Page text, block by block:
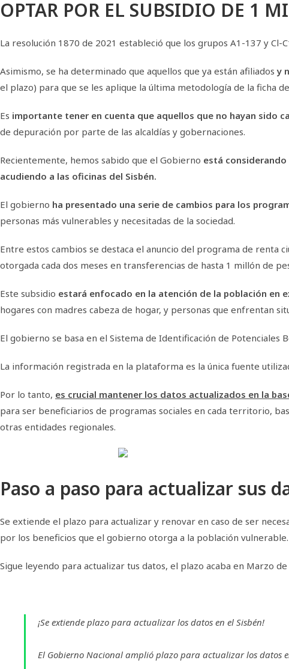
OPTAR POR EL SUBSIDIO DE 1
La resolución 1870 de 2021 estableció que los grupos A1-137 y
Asimismo, se ha determinado que aquellos que ya están afiliadosy
el plazo) para que se les aplique la última metodología de la ficha
Es importante tener en cuenta que aquellos que no hayan sido
de depuración por parte de las alcaldías y gobernaciones.
Recientemente, hemos sabido que el Gobierno está
acudiendo a las oficinas del Sisbén.
El gobierno ha presentado una serie de cambios para los
personas más vulnerables y necesitadas de la sociedad.
Entre estos cambios se destaca el anuncio del programa de renta
otorgada cada dos meses en transferencias de hasta 1 millón de
Este subsidio estará enfocado en la atención de la población en
hogares con madres cabeza de hogar, y personas que enfrentan
El gobierno se basa en el Sistema de Identificación de Potenciales
La información registrada en la plataforma es la única fuente
Por lo tanto, es crucial mantener los datos actualizados en la
para ser beneficiarios de programas sociales en cada territorio,
otras entidades regionales.
Paso a paso para actualizar sus
Se extiende el plazo para actualizar y renovar en caso de ser
por los beneficios que el gobierno otorga a la población vulnerable.
Sigue leyendo para actualizar tus datos, el plazo acaba en Marzo
¡Se extiende plazo para actualizar los datos en el Sisbén!
El Gobierno Nacional amplió plazo para actualizar los datos